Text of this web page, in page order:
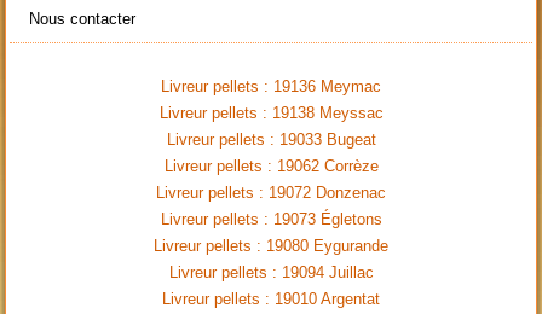
Nous contacter
Livreur pellets : 19136 Meymac
Livreur pellets : 19138 Meyssac
Livreur pellets : 19033 Bugeat
Livreur pellets : 19062 Corrèze
Livreur pellets : 19072 Donzenac
Livreur pellets : 19073 Égletons
Livreur pellets : 19080 Eygurande
Livreur pellets : 19094 Juillac
Livreur pellets : 19010 Argentat